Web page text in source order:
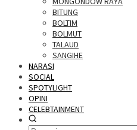
BITUNG
BOLTIM
BOLMUT
TALAUD
SANGIHE
NARASI
SOCIAL
SPOTYLIGHT
OPINI
CELEBTAINMENT